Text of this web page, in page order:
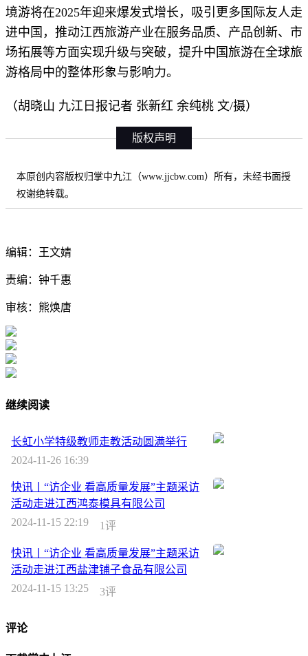
境游将在2025年迎来爆发式增长，吸引更多国际友人走
进中国，推动江西旅游产业在服务品质、产品创新、市
场拓展等方面实现升级与突破，提升中国旅游在全球旅
游格局中的整体形象与影响力。
（胡晓山 九江日报记者 张新红 余纯桃 文/摄）
版权声明
本原创内容版权归掌中九江（www.jjcbw.com）所有，未经书面授
权谢绝转载。
编辑：王文婧
责编：钟千惠
审核：熊焕唐
继续阅读
长虹小学特级教师走教活动圆满举行
2024-11-26 16:39
快讯丨“访企业 看高质量发展”主题采访
活动走进江西鸿泰模具有限公司
2024-11-15 22:19
1评
快讯丨“访企业 看高质量发展”主题采访
活动走进江西盐津铺子食品有限公司
2024-11-15 13:25
3评
评论